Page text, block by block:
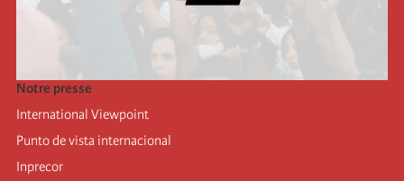
Notre presse
International Viewpoint
Punto de vista internacional
Inprecor